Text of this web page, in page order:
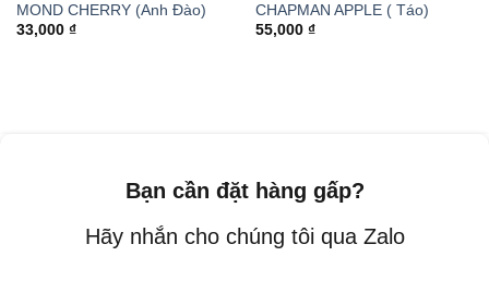
MOND CHERRY (Anh Đào)
33,000 ₫
CHAPMAN APPLE ( Táo)
55,000 ₫
Bạn cần đặt hàng gấp?
Hãy nhắn cho chúng tôi qua Zalo